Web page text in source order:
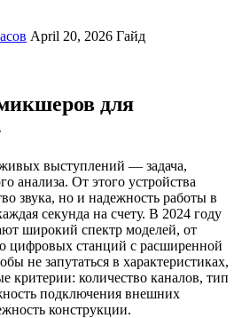
April 20, 2026 Гайд
для
выступлений — задача,
анализа. От этого устройства
звука, но и надежность работы в
секунда на счету. В 2024 году
широкий спектр моделей, от
цифровых станций с расширенной
не запутаться в характеристиках,
критерии: количество каналов, тип
подключения внешних
конструкции.